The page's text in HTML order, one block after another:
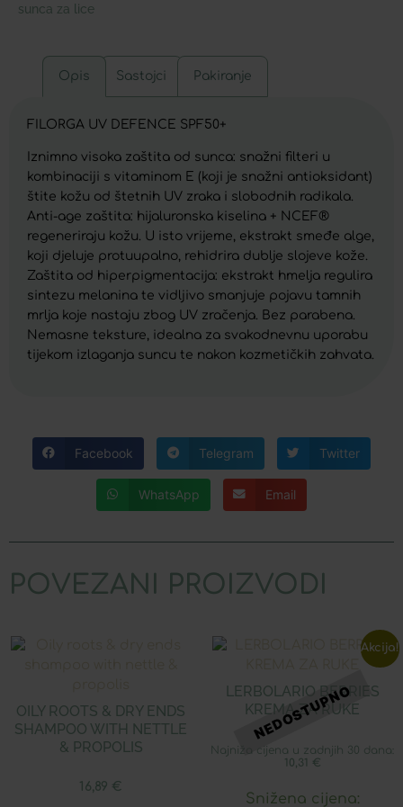
sunca za lice
Opis Sastojci Pakiranje
FILORGA UV DEFENCE SPF50+
Iznimno visoka zaštita od sunca: snažni filteri u
kombinaciji s vitaminom E (koji je snažni antioksidant)
štite kožu od štetnih UV zraka i slobodnih radikala.
Anti-age zaštita: hijaluronska kiselina + NCEF®
regeneriraju kožu. U isto vrijeme, ekstrakt smeđe alge,
koji djeluje protuupalno, rehidrira dublje slojeve kože.
Zaštita od hiperpigmentacija: ekstrakt hmelja regulira
sintezu melanina te vidljivo smanjuje pojavu tamnih
mrlja koje nastaju zbog UV zračenja. Bez parabena.
Nemasne teksture, idealna za svakodnevnu uporabu
tijekom izlaganja suncu te nakon kozmetičkih zahvata.
Facebook Telegram Twitter
WhatsApp Email
POVEZANI PROIZVODI
OILY ROOTS & DRY ENDS
SHAMPOO WITH NETTLE
& PROPOLIS
16,89 €
Akcija!
LERBOLARIO BERRIES
KREMA ZA RUKE
Najniža cijena u zadnjih 30 dana:
10,31 €
Snižena cijena: